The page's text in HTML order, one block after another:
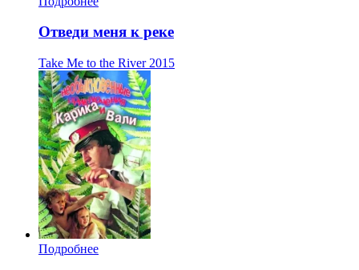
Отведи меня к реке
Take Me to the River 2015
Подробнее